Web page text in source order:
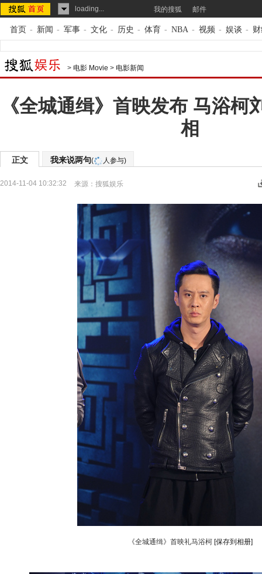
loading... 我的搜狐 邮件
首页 - 新闻 - 军事 - 文化 - 历史 - 体育 - NBA - 视频 - 娱谈 -
> 电影 Movie > 电影新闻
《全城通缉》首映发布 马浴柯
相
正文 我来说两句( 人参与)
2014-11-04 10:32:32 来源： 搜狐娱乐
《全城通缉》首映礼马浴柯 [保存到相册]